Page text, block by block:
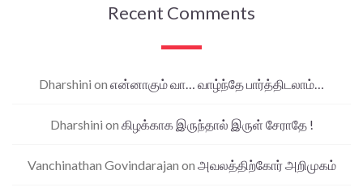
Recent Comments
Dharshini on என்னாகும் வா… வாழ்ந்தே பார்த்திடலாம்…
Dharshini on கிழக்காக இருந்தால் இருள் சேராதே !
Vanchinathan Govindarajan on அவலத்திற்கோர் அறிமுகம்